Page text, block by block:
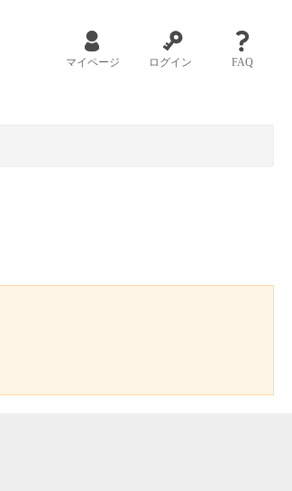
マイページ ログイン FAQ